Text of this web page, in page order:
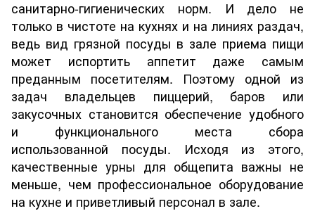
санитарно-гигиенических норм. И дело не
только в чистоте на кухнях и на линиях раздач,
ведь вид грязной посуды в зале приема пищи
может испортить аппетит даже самым
преданным посетителям. Поэтому одной из
задач владельцев пиццерий, баров или
закусочных становится обеспечение удобного
и функционального места сбора
использованной посуды. Исходя из этого,
качественные урны для общепита важны не
меньше, чем профессиональное оборудование
на кухне и приветливый персонал в зале.